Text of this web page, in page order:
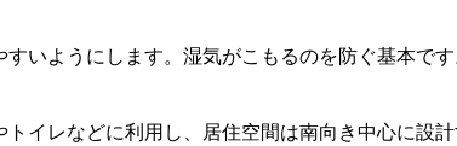
いようにします。湿気がこもるのを防ぐ基本です
イレなどに利用し、居住空間は南向き中心に設計